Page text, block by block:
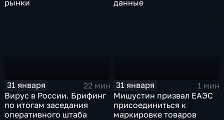
рынки
данные
31 января
22 мин
Вирус в России. Брифинг
по итогам заседания
оперативного штаба
31 января
1 мин
Мишустин призвал ЕАЭС
присоединиться к
маркировке товаров